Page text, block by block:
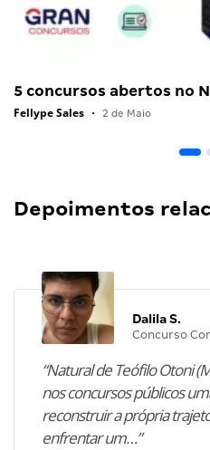
5 concursos abertos no
Fellype Sales • 2 de Maio
Depoimentos
Dalila S.
Concurso
“Natural de Teófilo Otoni
nos concursos públicos
reconstruir a própria
enfrentar um…”